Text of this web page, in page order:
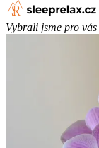
Vybrali jsme pro vás